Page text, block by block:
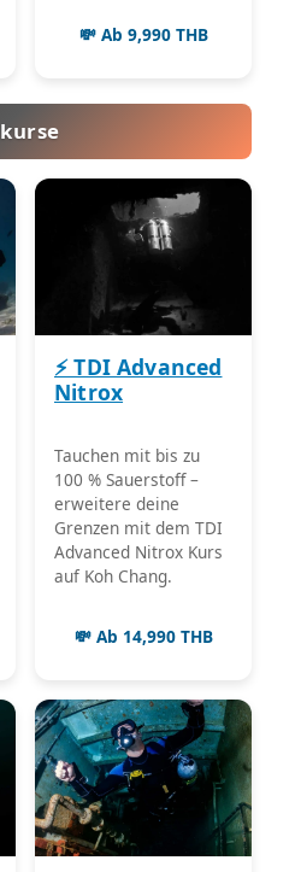
💸 Ab 9,990 THB
⚡ TDI Advanced
Nitrox
Tauchen mit bis zu
100 % Sauerstoff –
erweitere deine
Grenzen mit dem TDI
Advanced Nitrox Kurs
auf Koh Chang.
💸 Ab 14,990 THB